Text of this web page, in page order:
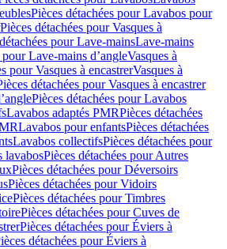
Pièces détachées pour Lavabos pour
Pièces détachées pour Vasques à
pour Lave-mainsLave-mains
pour Lave-mains d’angleVasques à
pour Vasques à encastrerVasques à
détachées pour Vasques à encastrer
Pièces détachées pour Lavabos
Lavabos adaptés PMRPièces détachées
Lavabos pour enfantsPièces détachées
Lavabos collectifsPièces détachées pour
lavabosPièces détachées pour Autres
Pièces détachées pour Déversoirs
Pièces détachées pour Vidoirs
Pièces détachées pour Timbres
Pièces détachées pour Cuves de
Pièces détachées pour Éviers à
détachées pour Éviers à